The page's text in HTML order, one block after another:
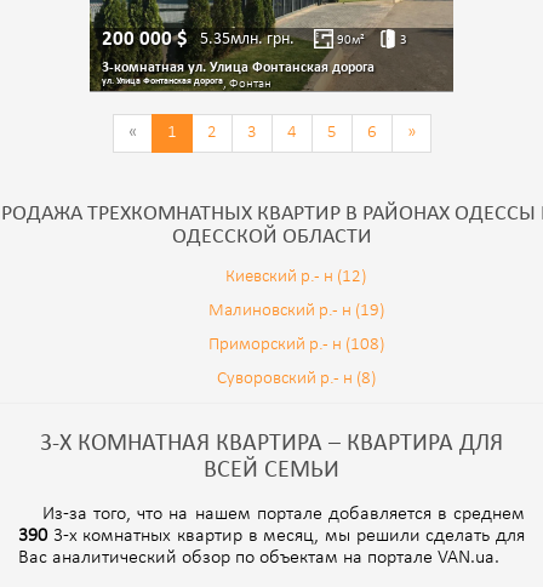
200 000$ 5.35млн.грн. 90м² 3
3-комнатная ул. Улица Фонтанская дорога
ул. Улица Фонтанская дорога, Фонтан
« 1 2 3 4 5 6 »
ТРЕХКОМНАТНЫХ КВАРТИР В РАЙОНАХ ОДЕССЫ
ОДЕССКОЙ ОБЛАСТИ
Киевский р.- н (12)
Малиновский р.- н (19)
Приморский р.- н (108)
Суворовский р.- н (8)
3-Х КОМНАТНАЯ КВАРТИРА – КВАРТИРА ДЛЯ
ВСЕЙ СЕМЬИ
Из-за того, что на нашем портале добавляется в среднем
3903-х комнатных квартир в месяц, мы решили сделать для
Вас аналитический обзор по объектам на портале VAN.ua.